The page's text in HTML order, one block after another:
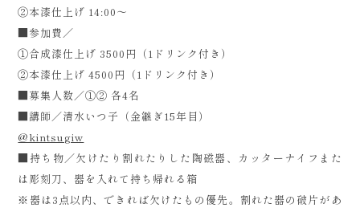
②本漆仕上げ 14:00〜
■参加費／
①合成漆仕上げ 3500円（1ドリンク付き）
②本漆仕上げ 4500円（1ドリンク付き）
■募集人数／①② 各4名
■講師／清水いつ子（金継ぎ15年目）
@kintsugiw
■持ち物／欠けたり割れたりした陶磁器、カッターナイフまた
は彫刻刀、器を入れて持ち帰れる箱
※器は3点以内、できれば欠けたもの優先。割れた器の破片があ